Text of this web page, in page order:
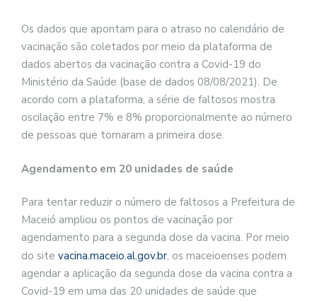
Os dados que apontam para o atraso no calendário de
vacinação são coletados por meio da plataforma de
dados abertos da vacinação contra a Covid-19 do
Ministério da Saúde (base de dados 08/08/2021). De
acordo com a plataforma, a série de faltosos mostra
oscilação entre 7% e 8% proporcionalmente ao número
de pessoas que tomaram a primeira dose.
Agendamento em 20 unidades de saúde
Para tentar reduzir o número de faltosos a Prefeitura de
Maceió ampliou os pontos de vacinação por
agendamento para a segunda dose da vacina. Por meio
do site vacina.maceio.al.gov.br, os maceioenses podem
agendar a aplicação da segunda dose da vacina contra a
Covid-19 em uma das 20 unidades de saúde que